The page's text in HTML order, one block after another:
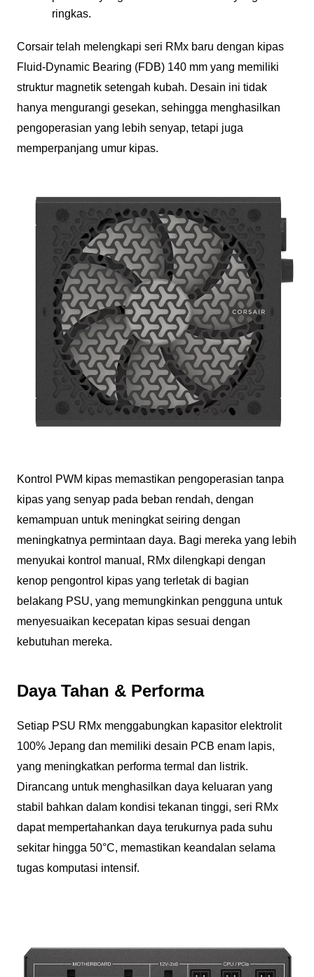
ringkas.
Corsair telah melengkapi seri RMx baru dengan kipas
Fluid-Dynamic Bearing (FDB) 140 mm yang memiliki
struktur magnetik setengah kubah. Desain ini tidak
hanya mengurangi gesekan, sehingga menghasilkan
pengoperasian yang lebih senyap, tetapi juga
memperpanjang umur kipas.
Kontrol PWM kipas memastikan pengoperasian tanpa
kipas yang senyap pada beban rendah, dengan
kemampuan untuk meningkat seiring dengan
meningkatnya permintaan daya. Bagi mereka yang lebih
menyukai kontrol manual, RMx dilengkapi dengan
kenop pengontrol kipas yang terletak di bagian
belakang PSU, yang memungkinkan pengguna untuk
menyesuaikan kecepatan kipas sesuai dengan
kebutuhan mereka.
Daya Tahan & Performa
Setiap PSU RMx menggabungkan kapasitor elektrolit
100% Jepang dan memiliki desain PCB enam lapis,
yang meningkatkan performa termal dan listrik.
Dirancang untuk menghasilkan daya keluaran yang
stabil bahkan dalam kondisi tekanan tinggi, seri RMx
dapat mempertahankan daya terukurnya pada suhu
sekitar hingga 50°C, memastikan keandalan selama
tugas komputasi intensif.